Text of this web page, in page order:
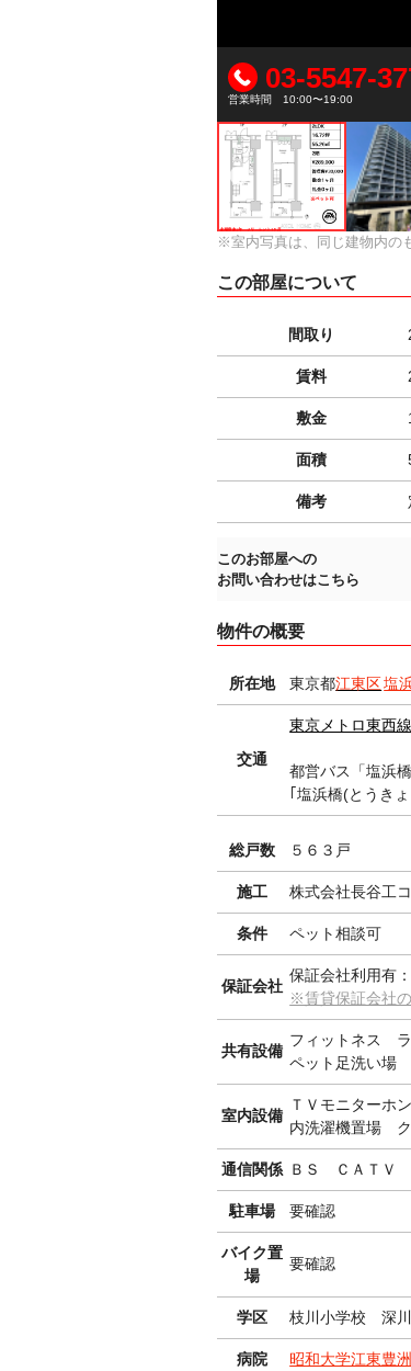
03-5547-
営業時間 10:00〜19:00
※室内写真は、同じ建物内の
この部屋について
間取り
賃料
敷金
面積
備考
このお部屋への
お問い合わせはこちら
物件の概要
所在地 東京都江東区塩
交通
東京メトロ東西線
都営バス「塩浜
｢塩浜橋(とうき
総戸数 ５６３戸
施工 株式会社長谷工
条件 ペット相談可
保証会社
保証会社利用有
※賃貸保証会社
共有設備
フィットネス
ペット足洗い場
室内設備
ＴＶモニター
内洗濯機置場
通信関係 ＢＳ ＣＡＴＶ
駐車場 要確認
バイク置
場
要確認
学区 枝川小学校 深
病院 昭和大学江東豊